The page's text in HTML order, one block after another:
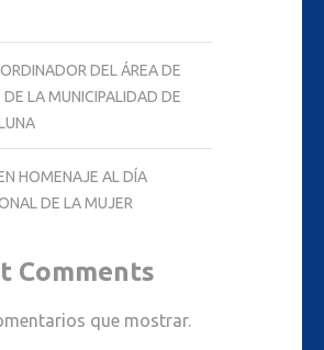
DEL ÁREA DE
LA MUNICIPALIDAD DE
HOMENAJE AL DÍA
DE LA MUJER
Comments
que mostrar.